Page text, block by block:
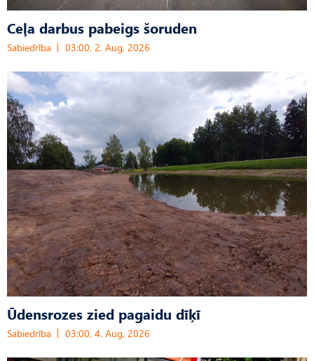
Ceļa darbus pabeigs šoruden
Sabiedrība 03:00, 2. Aug, 2026
Ūdensrozes zied pagaidu dīķī
Sabiedrība 03:00, 4. Aug, 2026